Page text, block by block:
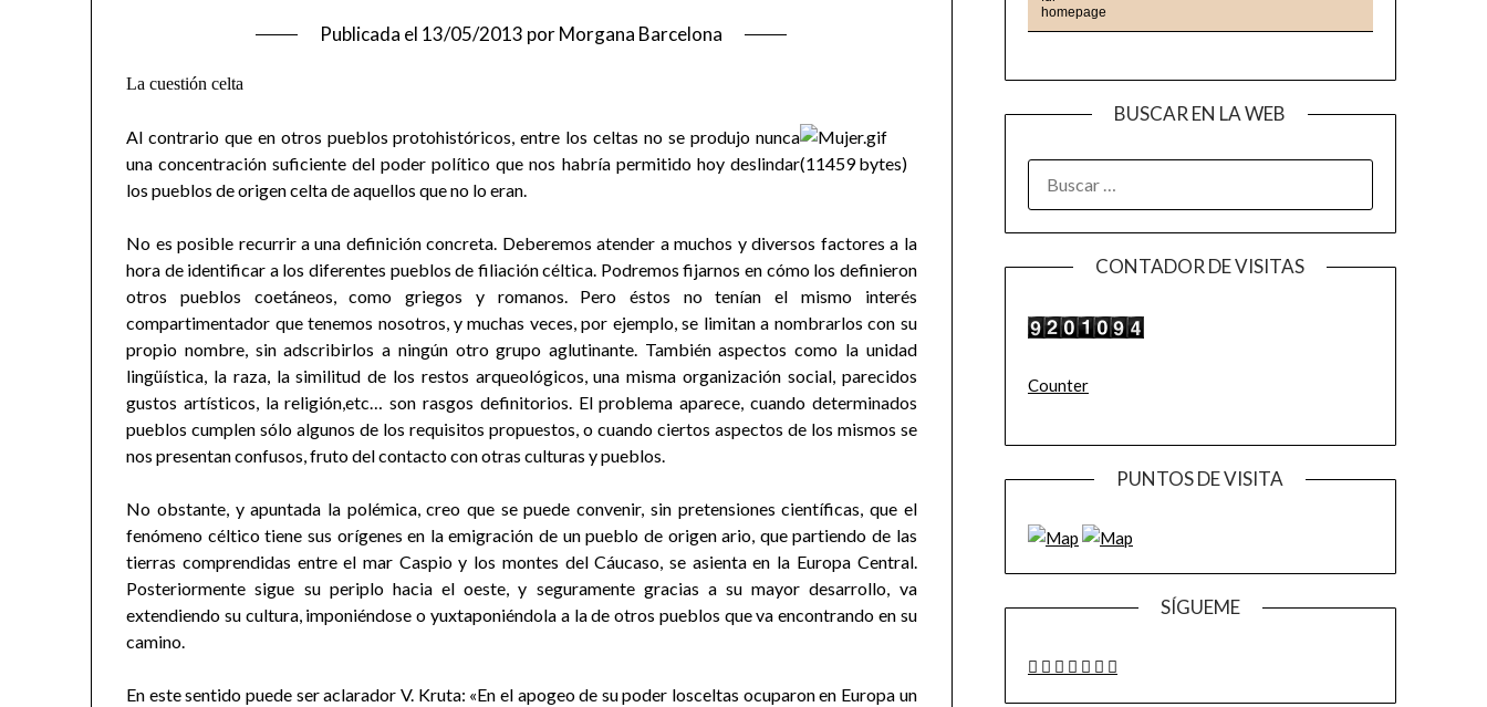
Publicada el 13/05/2013 porMorgana Barcelona
La cuestión celta
Al contrario que en otros pueblos protohistóricos, entre los celtas no seprodujo nunca
una concentración suficiente del poder político que nos habría permitido hoy deslindar
los pueblos de origen celta de aquellos que no lo eran.
No es posible recurrir a una definición concreta. Deberemos atender a muchos y diversos factores a la
hora de identificar a los diferentes pueblos de filiación céltica. Podremos fijarnos en cómo los definieron
otros pueblos coetáneos, como griegos y romanos. Pero éstos no tenían el mismo interés
compartimentador que tenemos nosotros, y muchas veces, por ejemplo, se limitan a nombrarlos con su
propio nombre, sin adscribirlos a ningún otro grupo aglutinante. También aspectos como la unidad
lingüística, la raza, la similitud de los restos arqueológicos, una misma organización social, parecidos
gustos artísticos, la religión,etc… son rasgos definitorios. El problema aparece, cuando determinados
pueblos cumplen sólo algunos de los requisitos propuestos, o cuando ciertos aspectos de los mismos se
nos presentan confusos, fruto del contacto con otras culturas y pueblos.
No obstante, y apuntada la polémica, creo que se puede convenir, sin pretensiones científicas, que el
fenómeno céltico tiene sus orígenes en la emigración de un pueblo de origen ario, que partiendo de las
tierras comprendidas entre el mar Caspio y los montes del Cáucaso, se asienta en la Europa Central.
Posteriormente sigue su periplo hacia el oeste, y seguramente gracias a su mayor desarrollo, va
extendiendo su cultura, imponiéndose o yuxtaponiéndola a la de otros pueblos que va encontrando en su
camino.
En este sentido puede ser aclarador V. Kruta: «En el apogeo de su poder losceltas ocuparon en Europa un
BUSCAR EN LA WEB
CONTADOR DE VISITAS
Counter
PUNTOS DE VISITA
SÍGUEME